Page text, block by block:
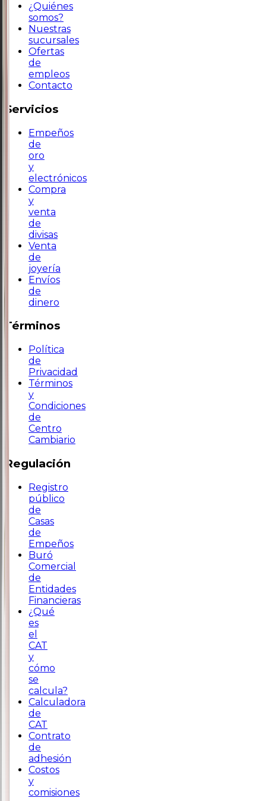
¿Quiénes
somos?
Nuestras
sucursales
Ofertas
de
empleos
Contacto
Servicios
Empeños
de
oro
y
electrónicos
Compra
y
venta
de
divisas
Venta
de
joyería
Envíos
de
dinero
Términos
Política
de
Privacidad
Términos
y
Condiciones
de
Centro
Cambiario
Regulación
Registro
público
de
Casas
de
Empeños
Buró
Comercial
de
Entidades
Financieras
¿Qué
es
el
CAT
y
cómo
se
calcula?
Calculadora
de
CAT
Contrato
de
adhesión
Costos
y
comisiones